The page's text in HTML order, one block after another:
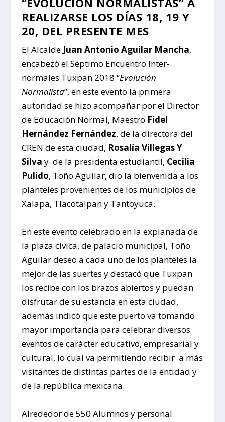
REALIZARSE LOS DÍAS 18, 19 Y
20, DEL PRESENTE MES
El Alcalde Juan Antonio Aguilar Mancha,
encabezó el Séptimo Encuentro Inter-
normales Tuxpan 2018 “Evolución
Normalista”, en este evento la primera
autoridad se hizo acompañar por el Director
de Educación Normal, Maestro Fidel
Hernández Fernández, de la directora del
CREN de esta ciudad, Rosalía Villegas Y
Silva y de la presidenta estudiantil, Cecilia
Pulido, Toño Aguilar, dio la bienvenida a los
planteles provenientes de los municipios de
Xalapa, Tlacotalpan y Tantoyuca.
En este evento celebrado en la explanada de
la plaza cívica, de palacio municipal, Toño
Aguilar deseo a cada uno de los planteles la
mejor de las suertes y destacó que Tuxpan
los recibe con los brazos abiertos y puedan
disfrutar de su estancia en esta ciudad,
además indicó que este puerto va tomando
mayor importancia para celebrar diversos
eventos de carácter educativo, empresarial y
cultural, lo cual va permitiendo recibir a más
visitantes de distintas partes de la entidad y
de la república mexicana.
Alrededor de 550 Alumnos y personal